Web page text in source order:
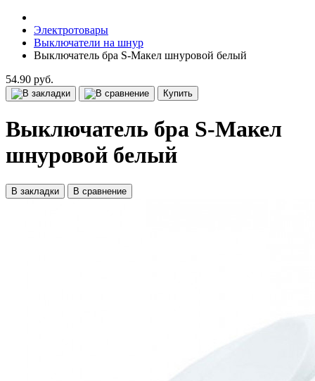
Электротовары
Выключатели на шнур
Выключатель бра S-Макел шнуровой белый
54.90 руб.
Купить
Выключатель бра S-Макел
шнуровой белый
В закладки В сравнение